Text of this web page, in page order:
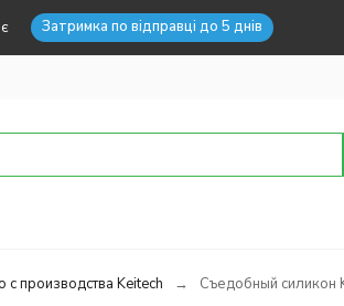
Затримка по відправці до 5 днів
с производства Keitech Съедобный силикон